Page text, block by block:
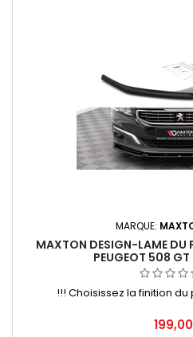
MARQUE:
MAXTON DESIGN-LAME DU
PEUGEOT 508 GT
!!! Choisissez la finition
Prix